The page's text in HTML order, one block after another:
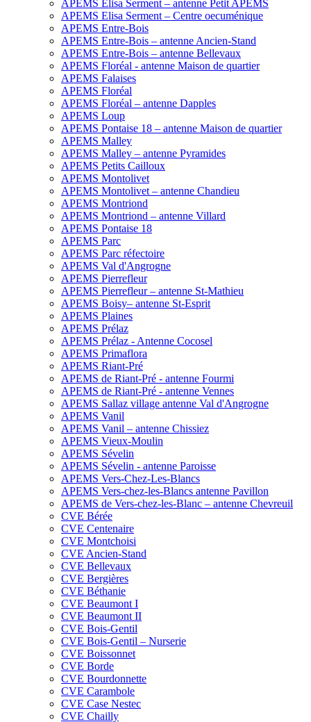
APEMS Elisa Serment – antenne Petit APEMS
APEMS Elisa Serment – Centre oecuménique
APEMS Entre-Bois
APEMS Entre-Bois – antenne Ancien-Stand
APEMS Entre-Bois – antenne Bellevaux
APEMS Floréal - antenne Maison de quartier
APEMS Falaises
APEMS Floréal
APEMS Floréal – antenne Dapples
APEMS Loup
APEMS Pontaise 18 – antenne Maison de quartier
APEMS Malley
APEMS Malley – antenne Pyramides
APEMS Petits Cailloux
APEMS Montolivet
APEMS Montolivet – antenne Chandieu
APEMS Montriond
APEMS Montriond – antenne Villard
APEMS Pontaise 18
APEMS Parc
APEMS Parc réfectoire
APEMS Val d'Angrogne
APEMS Pierrefleur
APEMS Pierrefleur – antenne St-Mathieu
APEMS Boisy– antenne St-Esprit
APEMS Plaines
APEMS Prélaz
APEMS Prélaz - Antenne Cocosel
APEMS Primaflora
APEMS Riant-Pré
APEMS de Riant-Pré - antenne Fourmi
APEMS de Riant-Pré - antenne Vennes
APEMS Sallaz village antenne Val d'Angrogne
APEMS Vanil
APEMS Vanil – antenne Chissiez
APEMS Vieux-Moulin
APEMS Sévelin
APEMS Sévelin - antenne Paroisse
APEMS Vers-Chez-Les-Blancs
APEMS Vers-chez-les-Blancs antenne Pavillon
APEMS de Vers-chez-les-Blanc – antenne Chevreuil
CVE Bérée
CVE Centenaire
CVE Montchoisi
CVE Ancien-Stand
CVE Bellevaux
CVE Bergières
CVE Béthanie
CVE Beaumont I
CVE Beaumont II
CVE Bois-Gentil
CVE Bois-Gentil – Nurserie
CVE Boissonnet
CVE Borde
CVE Bourdonnette
CVE Carambole
CVE Case Nestec
CVE Chailly